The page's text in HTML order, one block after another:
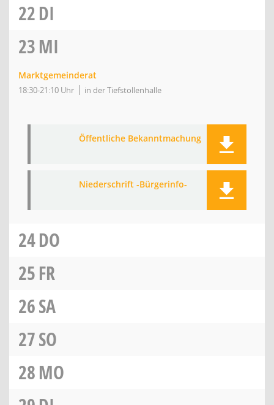
22DI
23MI
Marktgemeinderat
18:30-21:10 Uhr in der Tiefstollenhalle
Öffentliche Bekanntmachung
Niederschrift -Bürgerinfo-
24DO
25FR
26SA
27SO
28MO